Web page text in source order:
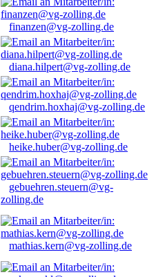
finanzen@vg-zolling.de
diana.hilpert@vg-zolling.de
qendrim.hoxhaj@vg-zolling.de
heike.huber@vg-zolling.de
gebuehren.steuern@vg-
zolling.de
mathias.kern@vg-zolling.de